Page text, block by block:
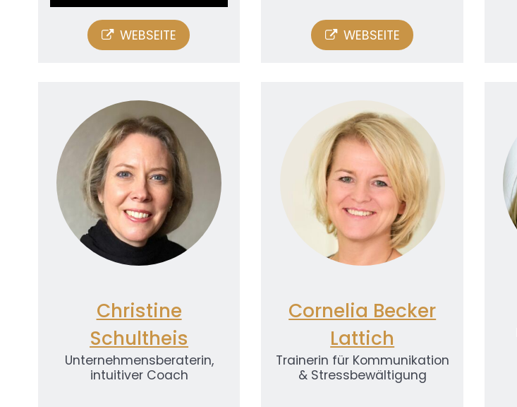
Nutzung des Service zu, um
dieses Video anzusehen.
Powered byUsercentrics
Consent Management
WEBSEITE
Mehr
Informationen
Consent Management
Platform
WEBSEITE
Christine
Schultheis
Unternehmensberaterin,
intuitiver Coach
Cornelia Becker
Lattich
Trainerin für Kommunikation
& Stressbewältigung